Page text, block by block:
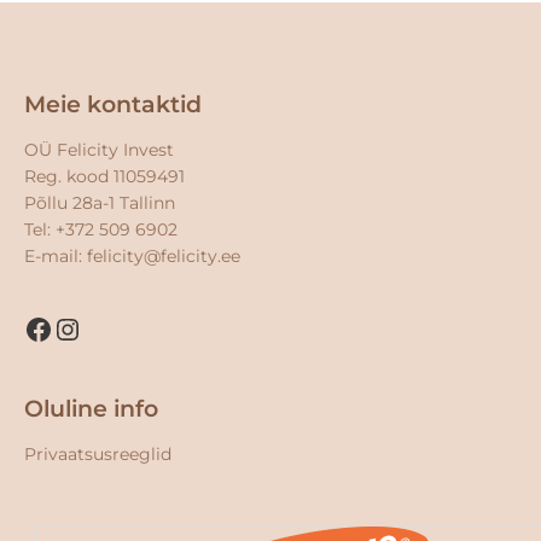
Meie kontaktid
OÜ Felicity Invest
Reg. kood 11059491
Põllu 28a-1 Tallinn
Tel: +372 509 6902
E-mail: felicity@felicity.ee
Oluline info
Privaatsusreeglid
Kasutame oma lehel veebiküpsiseid. Palun nõustu klikkides
nupul "Nõustun" või tutvu reeglitega lähemalt ja soovi korral
lülita need väljaseadete
Nõustun Küpsiste seaded